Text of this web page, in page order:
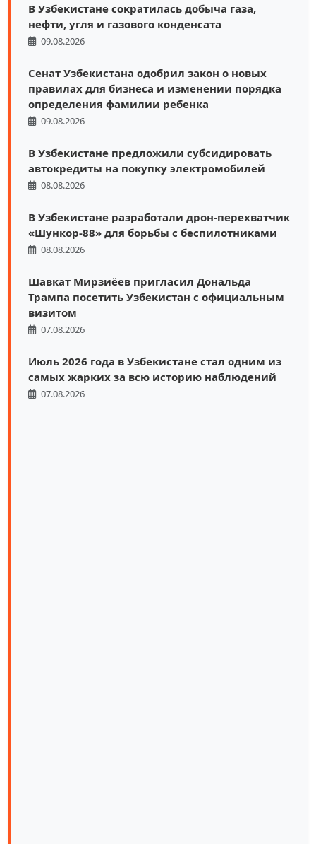
В Узбекистане сократилась добыча газа,
нефти, угля и газового конденсата
09.08.2026
Сенат Узбекистана одобрил закон о новых
правилах для бизнеса и изменении порядка
определения фамилии ребенка
09.08.2026
В Узбекистане предложили субсидировать
автокредиты на покупку электромобилей
08.08.2026
В Узбекистане разработали дрон-перехватчик
«Шункор-88» для борьбы с беспилотниками
08.08.2026
Шавкат Мирзиёев пригласил Дональда
Трампа посетить Узбекистан с официальным
визитом
07.08.2026
Июль 2026 года в Узбекистане стал одним из
самых жарких за всю историю наблюдений
07.08.2026